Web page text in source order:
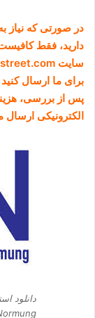
دارید، فقط کافیست
برای ما ارسال
پس از بررسی،
الکترونیکی